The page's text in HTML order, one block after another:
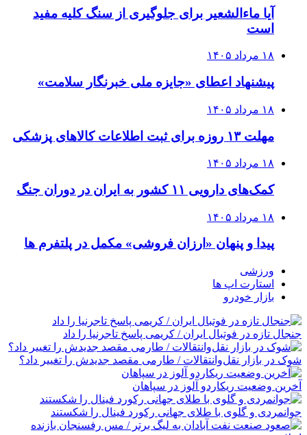
آیا ماءالشعیر برای جلوگیری از سنگ کلیه مفید
است
۱۸ مرداد ۱۴۰۵
پیشنهاد اعطای «جایزه ملی خبرنگار سلامت»
۱۸ مرداد ۱۴۰۵
مهلت ۱۳ روزه برای ثبت اطلاعات کالاهای پزشکی
۱۸ مرداد ۱۴۰۵
کمک‌های دارویی ۱۱ کشور به ایران در دوران جنگ
۱۸ مرداد ۱۴۰۵
پیدا و پنهان «ارزان فروشی» مکمل در پلتفرم ها
ورزشی
استارت اپ ها
بازار خودرو
جنجال تازه در فوتبال ایران / کریمی پاسخ تاجرنیا را داد
شوک در بازار نقل‌وانتقالات / طارمی مقصد جدیدش را تغییر داد؟
آخرین وضعیت ریکاردو آلوز در سپاهان
جوانمردی و گلوی با طلای جهانی رکورد فینال را شکستند